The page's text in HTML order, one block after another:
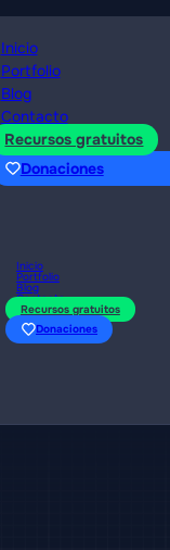
Inicio
Portfolio
Blog
Contacto
Recursos gratuitos
Donaciones
Inicio
Portfolio
Blog
Contacto
Recursos gratuitos
Donaciones